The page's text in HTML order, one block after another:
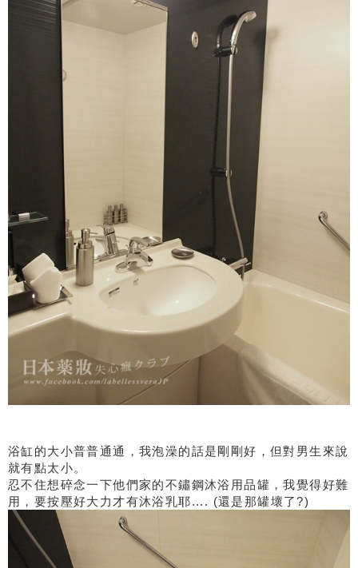
浴缸的大小普普通通，我泡澡的話是剛剛好，但對男生來說
就有點太小。
忍不住想碎念一下他們家的不鏽鋼沐浴用品罐，我覺得好難
用，要按壓好大力才有沐浴乳耶.... (還是那罐壞了?)